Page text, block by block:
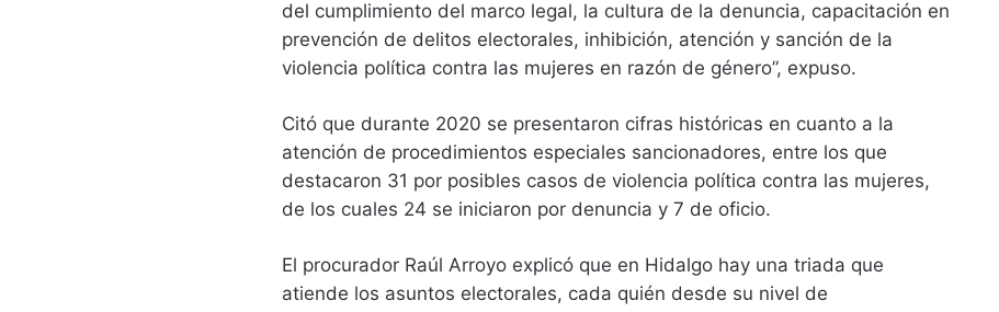
del cumplimiento del marco legal, la cultura de la denuncia, capacitación en
prevención de delitos electorales, inhibición, atención y sanción de la
violencia política contra las mujeres en razón de género”, expuso.
Citó que durante 2020 se presentaron cifras históricas en cuanto a la
atención de procedimientos especiales sancionadores, entre los que
destacaron 31 por posibles casos de violencia política contra las mujeres,
de los cuales 24 se iniciaron por denuncia y 7 de oficio.
El procurador Raúl Arroyo explicó que en Hidalgo hay una triada que
atiende los asuntos electorales, cada quién desde su nivel de